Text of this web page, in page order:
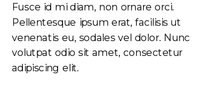
Fusce id mi diam, non ornare orci.
Pellentesque ipsum erat, facilisis ut
venenatis eu, sodales vel dolor. Nunc
volutpat odio sit amet, consectetur
adipiscing elit.